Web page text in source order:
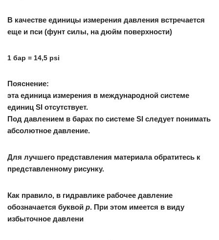
В качестве единицы измерения давления встречается
еще и пси (фунт силы, на дюйм поверхности)
1 бар = 14,5 рsi
Пояснение:
эта единица измерения в международной системе
единиц SI отсутствует.
Под давлением в барах по системе SI следует понимать
абсолютное давление.
Для лучшего представления материала обратитесь к
представленному рисунку.
Как правило, в гидравлике рабочее давление
обозначается буквой р. При этом имеется в виду
избыточное давлени